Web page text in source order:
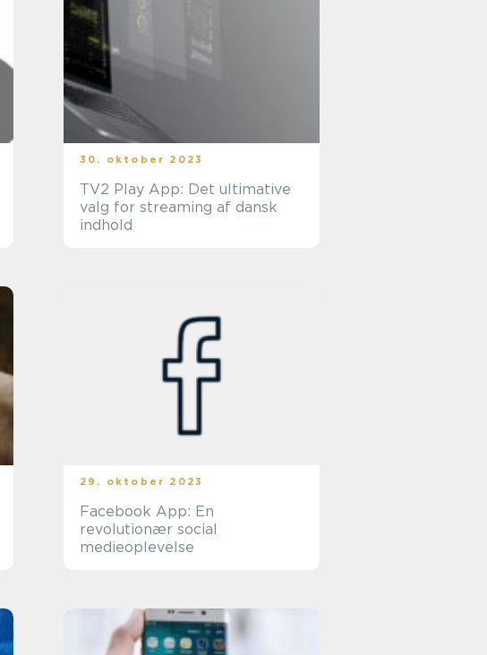
30. oktober 2023
TV2 Play App: Det ultimative
valg for streaming af dansk
indhold
29. oktober 2023
Facebook App: En
revolutionær social
medieoplevelse